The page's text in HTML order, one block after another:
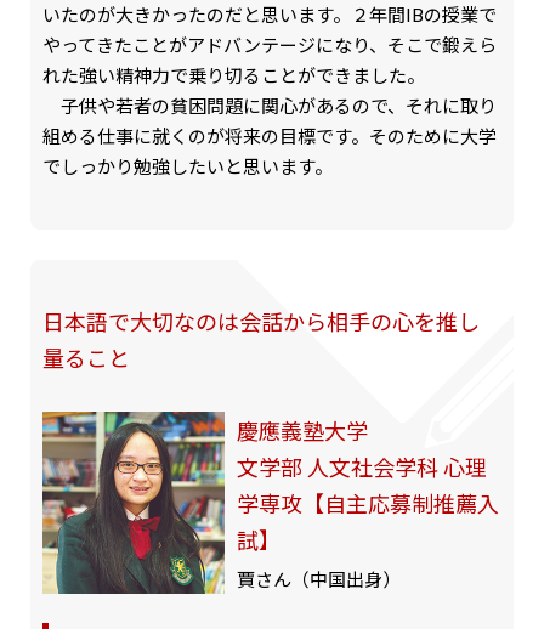
いたのが大きかったのだと思います。２年間IBの授業で
やってきたことがアドバンテージになり、そこで鍛えら
れた強い精神力で乗り切ることができました。
子供や若者の貧困問題に関心があるので、それに取り
組める仕事に就くのが将来の目標です。そのために大学
でしっかり勉強したいと思います。
日本語で大切なのは会話から相手の心を推し
量ること
慶應義塾大学
文学部 人文社会学科 心理
学専攻【自主応募制推薦入
試】
賈さん（中国出身）